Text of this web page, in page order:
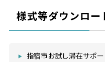
様式等ダウンロー
指宿市お試し滞在サポ